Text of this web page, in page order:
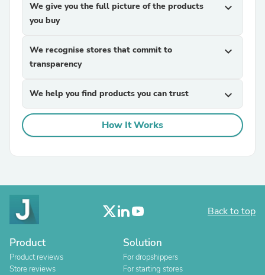
We give you the full picture of the products
you buy
expand_more
We recognise stores that commit to
transparency
expand_more
We help you find products you can trust expand_more
How It Works
Back to top
Product
Product reviews
Store reviews
Solution
For dropshippers
For starting stores